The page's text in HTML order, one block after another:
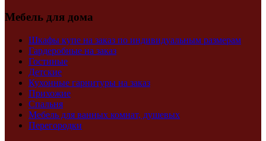
Мебель для дома
Шкафы купе на заказ по индивидуальным размерам
Гардеробные на заказ
Гостиные
Детские
Кухонные гарнитуры на заказ
Прихожие
Спальня
Мебель для ванных комнат, душевых
Перегородки